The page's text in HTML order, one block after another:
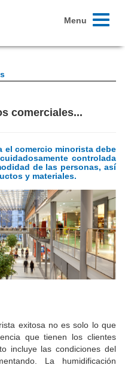
Toggle
Menu
comerciales...
el comercio minorista debe
controlada
de las personas, así
y materiales.
exitosa no es solo lo que
que tienen los clientes
incluye las condiciones del
La humidificación